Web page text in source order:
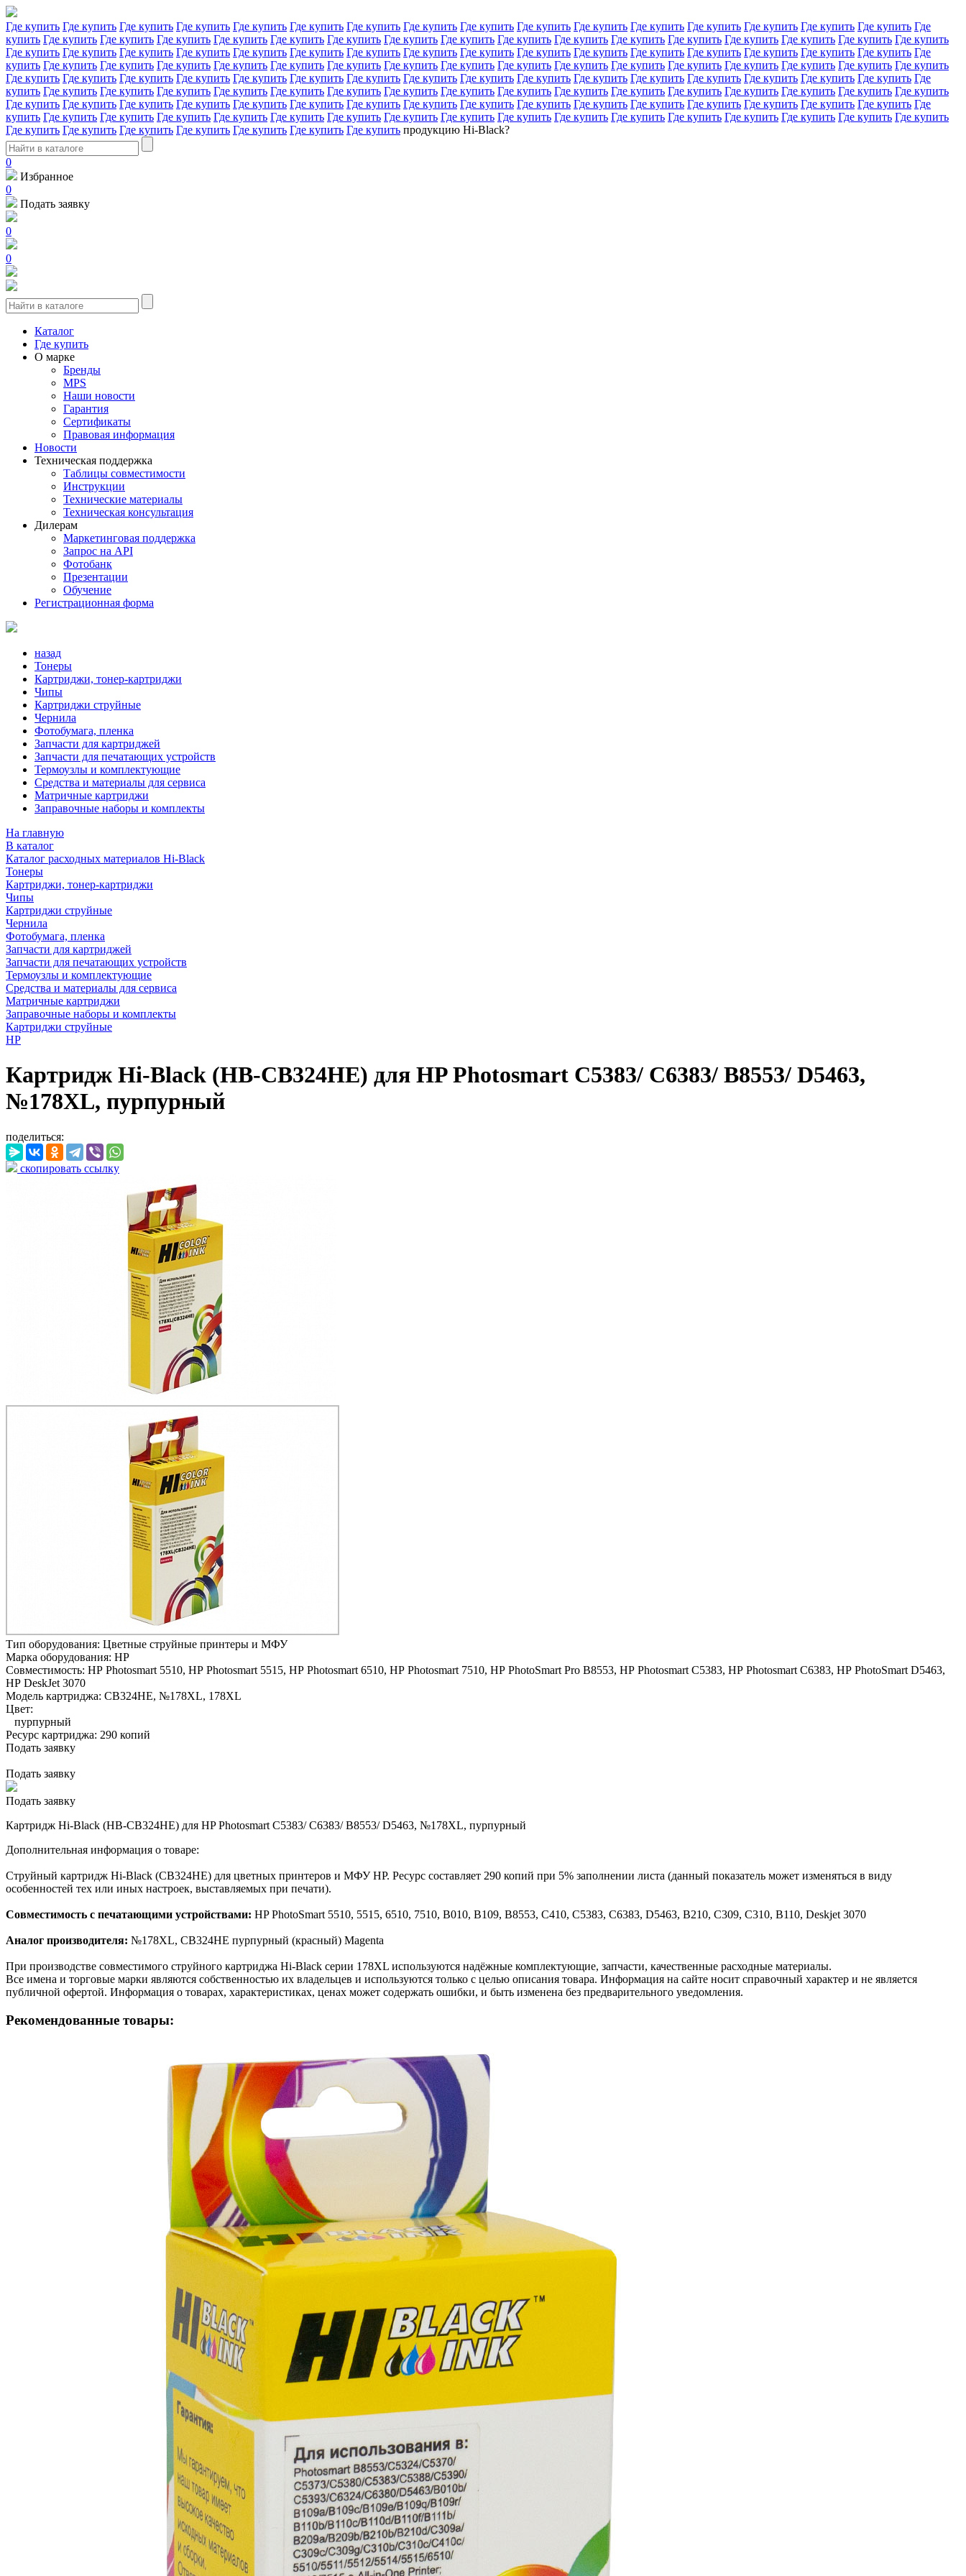
Где купить Где купить Где купить Где купить Где купить Где купить Где купить Где купить Где купить Где купить Где купить Где купить Где купить Где купить Где купить Где купить Где
купить Где купить Где купить Где купить Где купить Где купить Где купить Где купить Где купить Где купить Где купить Где купить Где купить Где купить Где купить Где купить Где купить
Где купить Где купить Где купить Где купить Где купить Где купить Где купить Где купить Где купить Где купить Где купить Где купить Где купить Где купить Где купить Где купить Где
купить Где купить Где купить Где купить Где купить Где купить Где купить Где купить Где купить Где купить Где купить Где купить Где купить Где купить Где купить Где купить Где купить
Где купить Где купить Где купить Где купить Где купить Где купить Где купить Где купить Где купить Где купить Где купить Где купить Где купить Где купить Где купить Где купить Где
купить Где купить Где купить Где купить Где купить Где купить Где купить Где купить Где купить Где купить Где купить Где купить Где купить Где купить Где купить Где купить Где купить
Где купить Где купить Где купить Где купить Где купить Где купить Где купить Где купить Где купить Где купить Где купить Где купить Где купить Где купить Где купить Где купить Где
купить Где купить Где купить Где купить Где купить Где купить Где купить Где купить Где купить Где купить Где купить Где купить Где купить Где купить Где купить Где купить Где купить
Где купить Где купить Где купить Где купить Где купить Где купить Где купить продукцию Hi-Black?
0
Избранное
0
Подать заявку
0
0
Каталог
Где купить
О марке
Бренды
MPS
Наши новости
Гарантия
Сертификаты
Правовая информация
Новости
Техническая поддержка
Таблицы совместимости
Инструкции
Технические материалы
Техническая консультация
Дилерам
Маркетинговая поддержка
Запрос на API
Фотобанк
Презентации
Обучение
Регистрационная форма
назад
Тонеры
Картриджи, тонер-картриджи
Чипы
Картриджи струйные
Чернила
Фотобумага, пленка
Запчасти для картриджей
Запчасти для печатающих устройств
Термоузлы и комплектующие
Средства и материалы для сервиса
Матричные картриджи
Заправочные наборы и комплекты
На главную
В каталог
Каталог расходных материалов Hi-Black
Тонеры
Картриджи, тонер-картриджи
Чипы
Картриджи струйные
Чернила
Фотобумага, пленка
Запчасти для картриджей
Запчасти для печатающих устройств
Термоузлы и комплектующие
Средства и материалы для сервиса
Матричные картриджи
Заправочные наборы и комплекты
Картриджи струйные
HP
Картридж Hi-Black (HB-CB324HE) для HP Photosmart C5383/ C6383/ B8553/ D5463,
№178XL, пурпурный
поделиться:
скопировать ссылку
Тип оборудования: Цветные струйные принтеры и МФУ
Марка оборудования: HP
Совместимость: HP Photosmart 5510, HP Photosmart 5515, HP Photosmart 6510, HP Photosmart 7510, HP PhotoSmart Pro B8553, HP Photosmart C5383, HP Photosmart C6383, HP PhotoSmart D5463,
HP DeskJet 3070
Модель картриджа: CB324HE, №178XL, 178XL
Цвет:
пурпурный
Ресурс картриджа: 290 копий
Подать заявку
Подать заявку
Подать заявку
Картридж Hi-Black (HB-CB324HE) для HP Photosmart C5383/ C6383/ B8553/ D5463, №178XL, пурпурный
Дополнительная информация о товаре:
Струйный картридж Hi-Black (CB324HE) для цветных принтеров и МФУ HP. Ресурс составляет 290 копий при 5% заполнении листа (данный показатель может изменяться в виду
особенностей тех или иных настроек, выставляемых при печати).
Совместимость с печатающими устройствами: HP PhotoSmart 5510, 5515, 6510, 7510, B010, B109, B8553, C410, C5383, C6383, D5463, B210, C309, C310, B110, Deskjet 3070
Аналог производителя: №178XL, CB324HE пурпурный (красный) Magenta
При производстве совместимого струйного картриджа Hi-Black серии 178XL используются надёжные комплектующие, запчасти, качественные расходные материалы.
Все имена и торговые марки являются собственностью их владельцев и используются только с целью описания товара. Информация на сайте носит справочный характер и не является
публичной офертой. Информация о товарах, характеристиках, ценах может содержать ошибки, и быть изменена без предварительного уведомления.
Рекомендованные товары: